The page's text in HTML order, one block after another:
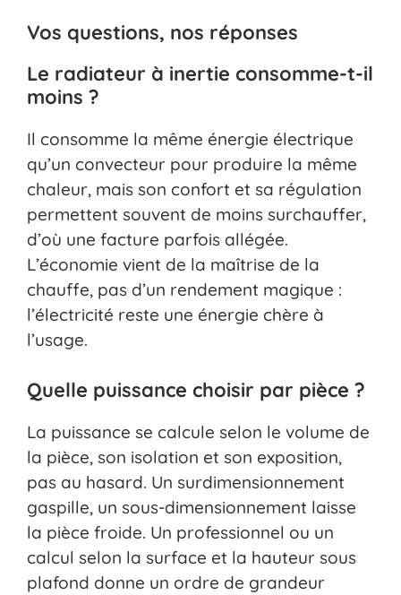
Vos questions, nos réponses
Le radiateur à inertie consomme-t-il
moins ?
Il consomme la même énergie électrique
qu’un convecteur pour produire la même
chaleur, mais son confort et sa régulation
permettent souvent de moins surchauffer,
d’où une facture parfois allégée.
L’économie vient de la maîtrise de la
chauffe, pas d’un rendement magique :
l’électricité reste une énergie chère à
l’usage.
Quelle puissance choisir par pièce ?
La puissance se calcule selon le volume de
la pièce, son isolation et son exposition,
pas au hasard. Un surdimensionnement
gaspille, un sous-dimensionnement laisse
la pièce froide. Un professionnel ou un
calcul selon la surface et la hauteur sous
plafond donne un ordre de grandeur